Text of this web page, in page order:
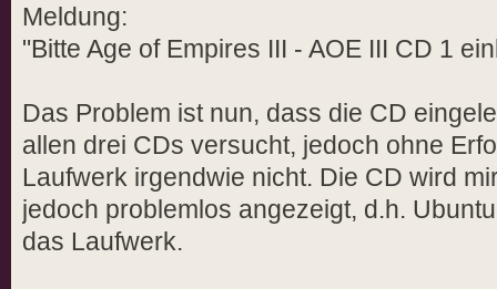
Meldung:
"Bitte Age of Empires III - AOE III CD 1
Das Problem ist nun, dass die CD
allen drei CDs versucht, jedoch ohne
Laufwerk irgendwie nicht. Die CD wird
jedoch problemlos angezeigt, d.h.
das Laufwerk.